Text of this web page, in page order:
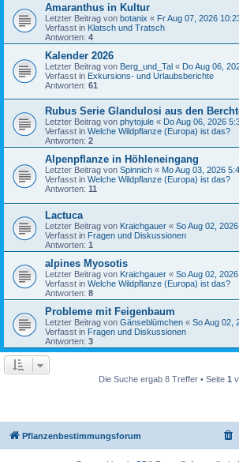
Amaranthus in Kultur
Letzter Beitrag von botanix « Fr Aug 07, 2026
Verfasst in Klatsch und Tratsch
Antworten: 4
Kalender 2026
Letzter Beitrag von Berg_und_Tal « Do Aug 06,
Verfasst in Exkursions- und Urlaubsberichte
Antworten: 61
Rubus Serie Glandulosi aus den
Letzter Beitrag von phytojule « Do Aug 06, 2026
Verfasst in Welche Wildpflanze (Europa) ist das?
Antworten: 2
Alpenpflanze in Höhleneingang
Letzter Beitrag von Spinnich « Mo Aug 03, 2026
Verfasst in Welche Wildpflanze (Europa) ist das?
Antworten: 11
Lactuca
Letzter Beitrag von Kraichgauer « So Aug 02,
Verfasst in Fragen und Diskussionen
Antworten: 1
alpines Myosotis
Letzter Beitrag von Kraichgauer « So Aug 02,
Verfasst in Welche Wildpflanze (Europa) ist das?
Antworten: 8
Probleme mit Feigenbaum
Letzter Beitrag von Gänseblümchen « So Aug 02,
Verfasst in Fragen und Diskussionen
Antworten: 3
Die Suche ergab 8 Treffer • Seite 1
Pflanzenbestimmungsforum